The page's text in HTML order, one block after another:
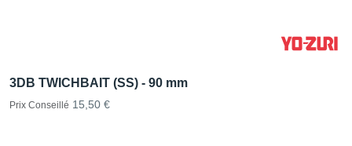
3DB TWICHBAIT (SS) - 90 mm
Prix Conseillé 15,50 €